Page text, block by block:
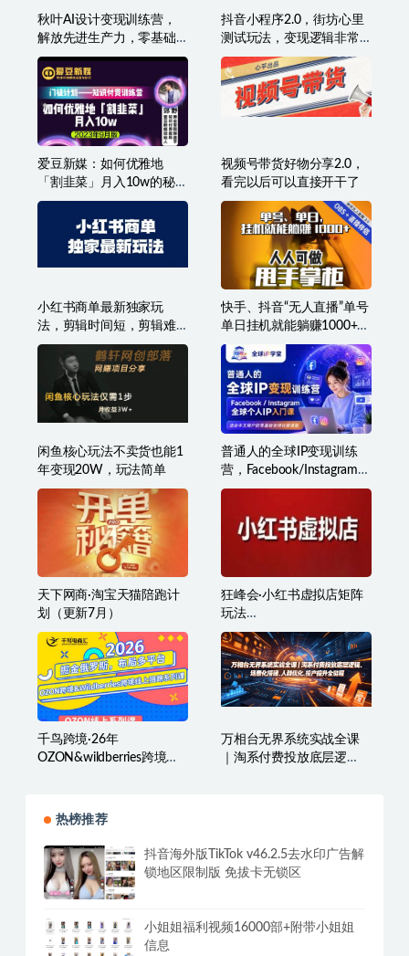
秋叶AI设计变现训练营，
解放先进生产力，零基础
也能设计变现
抖音小程序2.0，街坊心里
测试玩法，变现逻辑非常
很简单
爱豆新媒：如何优雅地
「割韭菜」月入10w的秘诀
（2023年9月版）
视频号带货好物分享2.0，
看完以后可以直接开干了
小红书商单最新独家玩
法，剪辑时间短，剪辑难
度低，能批量做号
快手、抖音“无人直播”单号
单日挂机就能躺赚1000+，
这次我就把这当“甩手掌柜”
的秘密教给你，人人可
做！
闲鱼核心玩法不卖货也能1
年变现20W，玩法简单
普通人的全球IP变现训练
营，Facebook/Instagram全
球个人IP入门课，零基础全
天下网商·淘宝天猫陪跑计
划（更新7月）
狂峰会·小红书虚拟店矩阵
玩法
（1.0+2.0+3.0+4.0+5.0）
千鸟跨境·26年
OZON&wildberries跨境店
万相台无界系统实战全课
｜淘系付费投放底层逻
热榜推荐
抖音海外版TikTok v46.2.5去水印广告解
锁地区限制版 免拔卡无锁区
小姐姐福利视频16000部+附带小姐姐
信息